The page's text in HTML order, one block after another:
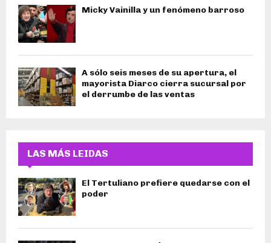
Micky Vainilla y un fenómeno barroso
A sólo seis meses de su apertura, el
mayorista Diarco cierra sucursal por
el derrumbe de las ventas
LAS MÁS LEIDAS
El Tertuliano prefiere quedarse con el
poder